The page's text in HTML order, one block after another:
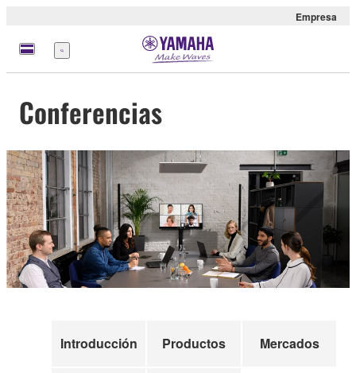
Empresa
Menú
Conferencias
Introducción Productos Mercados